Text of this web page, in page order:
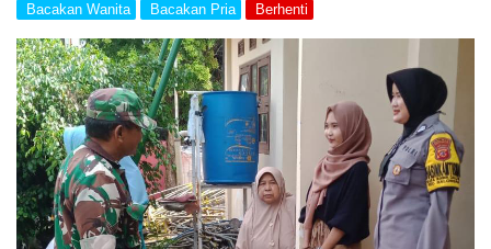
Bacakan Wanita Bacakan Pria Berhenti